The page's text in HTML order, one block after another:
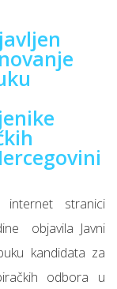
stranici
objavila Javni
kandidata za
odbora u